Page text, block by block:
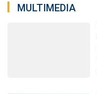
MULTIMEDIA